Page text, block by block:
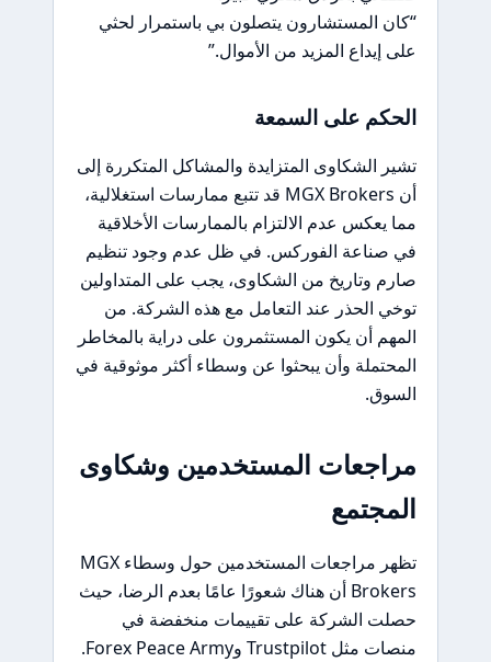
“كان المستشارون يتصلون بي باستمرار لحثي
على إيداع المزيد من الأموال.”
الحكم على السمعة
تشير الشكاوى المتزايدة والمشاكل المتكررة إلى
أن MGX Brokers قد تتبع ممارسات استغلالية،
مما يعكس عدم الالتزام بالممارسات الأخلاقية
في صناعة الفوركس. في ظل عدم وجود تنظيم
صارم وتاريخ من الشكاوى، يجب على المتداولين
توخي الحذر عند التعامل مع هذه الشركة. من
المهم أن يكون المستثمرون على دراية بالمخاطر
المحتملة وأن يبحثوا عن وسطاء أكثر موثوقية في
السوق.
مراجعات المستخدمين وشكاوى
المجتمع
تظهر مراجعات المستخدمين حول وسطاء MGX
Brokers أن هناك شعورًا عامًا بعدم الرضا، حيث
حصلت الشركة على تقييمات منخفضة في
منصات مثل Trustpilot وForex Peace Army.